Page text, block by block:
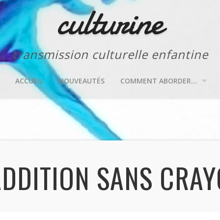
culturine
transmission culturelle enfantine
ACCUEIL NOUVEAUTÉS COMMENT ABORDER…
SANS